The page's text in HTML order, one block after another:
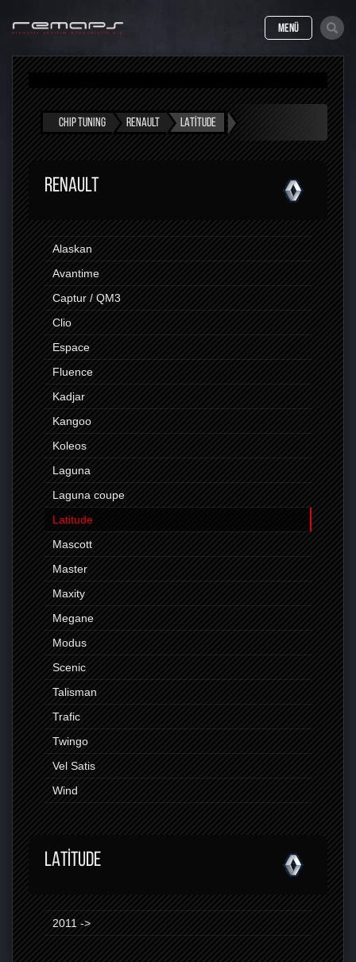
MENÜ
CHIP TUNING RENAULT LATITUDE
RENAULT
Alaskan
Avantime
Captur / QM3
Clio
Espace
Fluence
Kadjar
Kangoo
Koleos
Laguna
Laguna coupe
Latitude
Mascott
Master
Maxity
Megane
Modus
Scenic
Talisman
Trafic
Twingo
Vel Satis
Wind
LATITUDE
2011 ->